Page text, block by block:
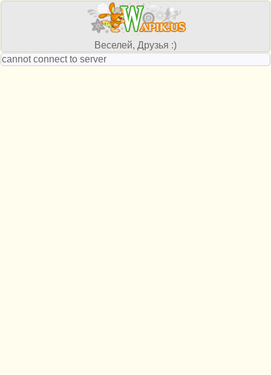
Веселей, Друзья :)
cannot connect to server